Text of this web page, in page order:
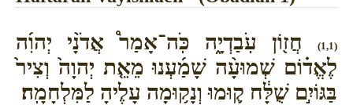
(1,1)
חֲז֖וֹן עֹֽבַדְיָ֑ה כֹּֽה־אָמַר֩ אֲדֹנָ֨י יְהוִ֜ה
לֶאֱד֗וֹם שְׁמוּעָ֨ה שָׁמַ֜עְנוּ מֵאֵ֤ת יְהוָה֙ וְצִיר֙
בַּגּוֹיִ֣ם שֻׁלָּ֔ח ק֛וּמוּ וְנָק֥וּמָה עָלֶיהָ לַמִּלְחָמָֽה׃